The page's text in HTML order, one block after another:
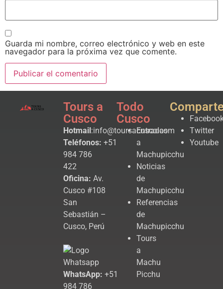
Guarda mi nombre, correo electrónico y web en este
navegador para la próxima vez que comente.
Tours a
Cusco
Hotmail:info@toursacusco.com
Teléfonos: +51
984 786
422
Oficina: Av.
Cusco #108
San
Sebastián –
Cusco, Perú
WhatsApp: +51
984 786
Todo
Cusco
Entradas
a
Machupicchu
Noticias
de
Machupicchu
Referencias
de
Machupicchu
Tours
a
Machu
Picchu
Twitter
Youtube